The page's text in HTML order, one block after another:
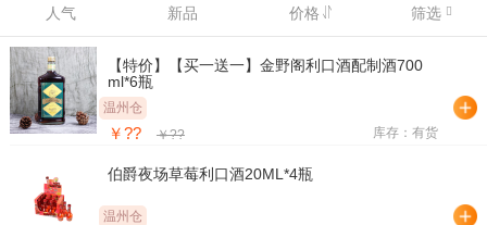
人气 新品 价格 筛选
【特价】【买一送一】金野阁利口酒配制酒700
ml*6瓶
温州仓
￥?? ￥?? 库存：有货
伯爵夜场草莓利口酒20ML*4瓶
温州仓